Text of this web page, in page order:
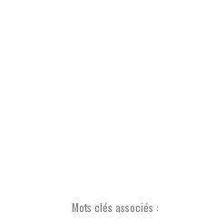
Mots clés associés :